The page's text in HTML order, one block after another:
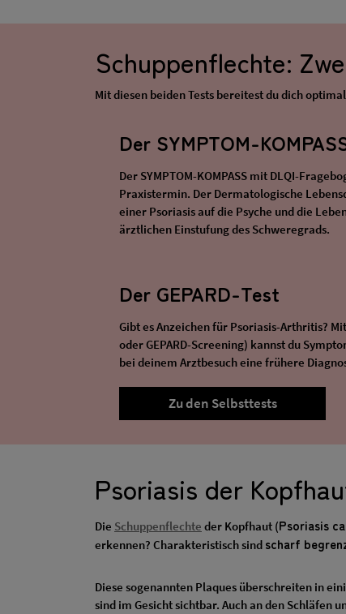
Schuppenflechte:
Mit diesen beiden Tests bereitest du dich
Der SYMPTOM-
Der SYMPTOM-KOMPASS mit DLQI-
Praxistermin. Der Dermatologische
einer Psoriasis auf die Psyche und die
ärztlichen Einstufung des Schweregrads.
Der GEPARD-Test
Gibt es Anzeichen für Psoriasis-Arthritis?
oder GEPARD-Screening) kannst du
bei deinem Arztbesuch eine frühere
Zu den Selbsttests
Psoriasis der
Die Schuppenflechte der Kopfhaut (Psoriasis
erkennen? Charakteristisch sind scharf
Diese sogenannten Plaques überschreiten in
sind im Gesicht sichtbar. Auch an den Schläfen